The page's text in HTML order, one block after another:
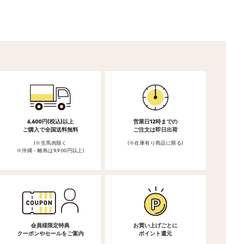
6,600円(税込)以上
ご購入で全国送料無料
(※生馬肉除く
※沖縄・離島は9,900円以上)
営業日12時までの
ご注文は即日出荷
(※在庫有り商品に限る)
会員様限定特典
クーポンやセールをご案内
お買い上げごとに
ポイント還元